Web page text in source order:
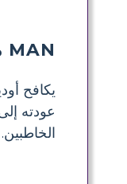
MAN مقابل SOCIETY
يكافح
عودته
الخاطبين.